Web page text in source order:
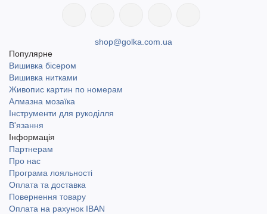
shop@golka.com.ua
Популярне
Вишивка бісером
Вишивка нитками
Живопис картин по номерам
Алмазна мозаїка
Інструменти для рукоділля
В'язання
Інформація
Партнерам
Про нас
Програма лояльності
Оплата та доставка
Повернення товару
Оплата на рахунок IBAN